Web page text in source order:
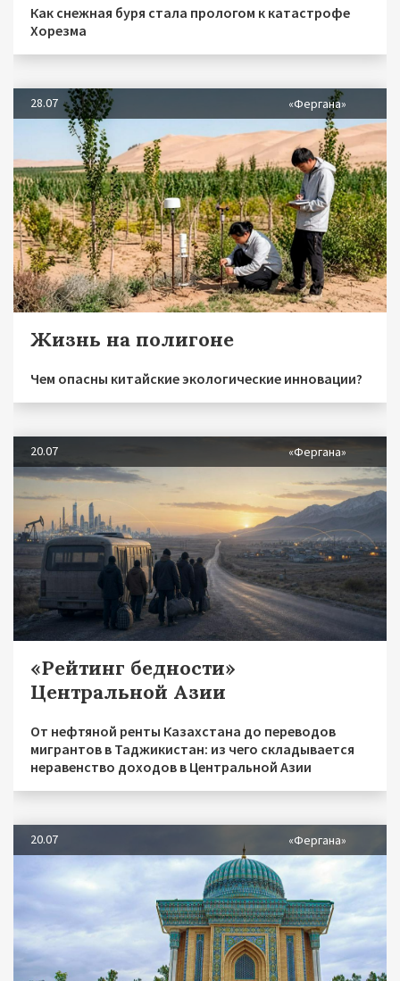
Как снежная буря стала прологом к катастрофе
Хорезма
28.07 «Фергана»
Жизнь на полигоне
Чем опасны китайские экологические инновации?
20.07 «Фергана»
«Рейтинг бедности»
Центральной Азии
От нефтяной ренты Казахстана до переводов
мигрантов в Таджикистан: из чего складывается
неравенство доходов в Центральной Азии
20.07 «Фергана»